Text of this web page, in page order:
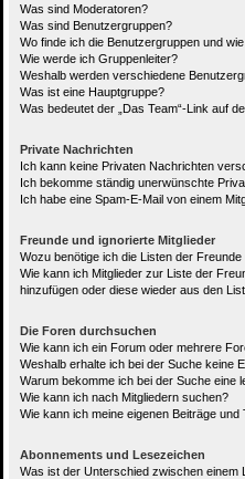
Was sind Moderatoren?
Was sind Benutzergruppen?
Wo finde ich die Benutzergruppen und
Wie werde ich Gruppenleiter?
Weshalb werden verschiedene
Was ist eine Hauptgruppe?
Was bedeutet der „Das Team“-Link auf
Private Nachrichten
Ich kann keine Privaten Nachrichten
Ich bekomme ständig unerwünschte
Ich habe eine Spam-E-Mail von einem
Freunde und ignorierte Mitglieder
Wozu benötige ich die Listen der
Wie kann ich Mitglieder zur Liste der
hinzufügen oder diese wieder aus den
Die Foren durchsuchen
Wie kann ich ein Forum oder mehrere
Weshalb erhalte ich bei der Suche keine
Warum bekomme ich bei der Suche eine
Wie kann ich nach Mitgliedern suchen?
Wie kann ich meine eigenen Beiträge und
Abonnements und Lesezeichen
Was ist der Unterschied zwischen einem